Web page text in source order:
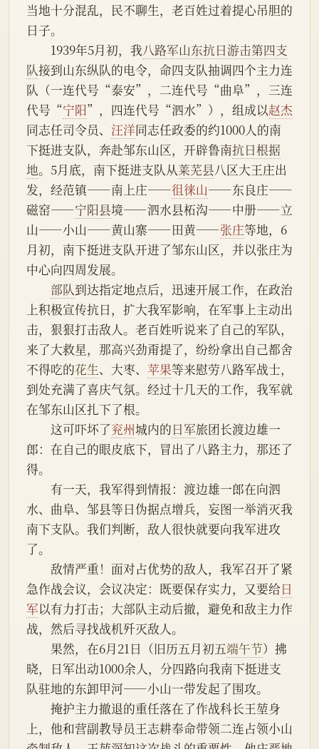
当地十分混乱，民不聊生，老百姓过着提心吊胆的
日子。
1939年5月初，我八路军山东抗日游击第四支
队接到山东纵队的电令，命四支队抽调四个主力连
队（一连代号“泰安”，二连代号“曲阜”，三连
代号“宁阳”，四连代号“泗水”），组成以赵杰
同志任司令员、 汪洋同志任政委的约1000人的南
下挺进支队，奔赴邹东山区，开辟鲁南抗日根据
地。5月底，南下挺进支队从莱芜县八区大王庄出
发，经范镇——南上庄——徂徕山——东良庄——
磁窑——宁阳县境——泗水县柘沟——中册——立
山——小山——黄山寨——田黄——张庄等地，6
月初，南下挺进支队开进了邹东山区，并以张庄为
中心向四周发展。
部队到达指定地点后，迅速开展工作，在政治
上积极宣传抗日，扩大我军影响，在军事上主动出
击，狠狠打击敌人。老百姓听说来了自己的军队，
来了大救星，那高兴劲甭提了，纷纷拿出自己都舍
不得吃的花生、大枣、 苹果等来慰劳八路军战士，
到处充满了喜庆气氛。经过十几天的工作，我军就
在邹东山区扎下了根。
这可吓坏了兖州城内的日军旅团长渡边雄一
郎：在自己的眼皮底下，冒出了八路主力，那还了
得。
有一天，我军得到情报：渡边雄一郎在向泗
水、曲阜、邹县等日伪据点增兵，妄图一举消灭我
南下支队。我们判断，敌人很快就要向我军进攻
了。
敌情严重！面对占优势的敌人，我军召开了紧
急作战会议，会议决定：既要保存实力，又要给日
军以有力打击；大部队主动后撤，避免和敌主力作
战，然后寻找战机歼灭敌人。
果然，在6月21日（旧历五月初五端午节）拂
晓，日军出动1000余人，分四路向我南下挺进支
队驻地的东卸甲河——小山一带发起了围攻。
掩护主力撤退的重任落在了作战科长王堃身
上，他和营副教导员王志耕奉命带领二连占领小山